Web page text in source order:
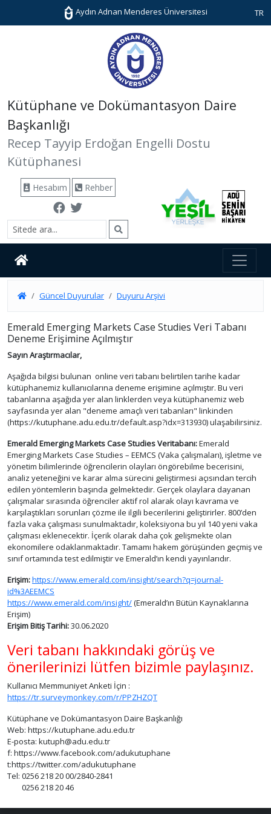
Aydın Adnan Menderes Üniversitesi TR
Kütüphane ve Dokümantasyon Daire
Başkanlığı
Recep Tayyip Erdoğan Engelli Dostu
Kütüphanesi
Hesabım Rehber
Güncel Duyurular Duyuru Arşivi
Emerald Emerging Markets Case Studies Veri Tabanı
Deneme Erişimine Açılmıştır
Sayın Araştırmacılar,
Aşağıda bilgisi bulunan online veri tabanı belirtilen tarihe kadar
kütüphanemiz kullanıcılarına deneme erişimine açılmıştır. Bu veri
tabanlarına aşağıda yer alan linklerden veya kütüphanemiz web
sayfasında yer alan "deneme amaçlı veri tabanları" linkinden
(https://kutuphane.adu.edu.tr/default.asp?idx=313930) ulaşabilirsiniz.
Emerald Emerging Markets Case Studies Veritabanı:Emerald
Emerging Markets Case Studies – EEMCS (Vaka çalışmaları), işletme ve
yönetim bilimlerinde öğrencilerin olayları öngörebilme becerisini,
analiz yeteneğini ve karar alma sürecini geliştirmesi açısından tercih
edilen yöntemlerin başında gelmektedir. Gerçek olaylara dayanan
çalışmalar sırasında öğrenciler aktif rol alarak olayı kavrama ve
karşılaştıkları sorunları çözme ile ilgili becerilerini geliştirirler. 800’den
fazla vaka çalışması sunulmaktadır, koleksiyona bu yıl 140 yeni vaka
çalışması eklenecektir. İçerik olarak daha çok gelişmekte olan
ekonomilere odaklanmaktadır. Tamamı hakem görüşünden geçmiş ve
sınıf ortamında test edilmiştir ve Emerald’ın kendi yayınlarıdır.
Erişim:https://www.emerald.com/insight/search?q=journal-
id%3AEEMCS
https://www.emerald.com/insight/(Emerald’ın Bütün Kaynaklarına
Erişim)
Erişim Bitiş Tarihi:30.06.2020
Veri tabanı hakkındaki görüş ve
önerilerinizi lütfen bizimle paylaşınız.
Kullanıcı Memmuniyet Anketi İçin :
https://tr.surveymonkey.com/r/PPZHZQT
Kütüphane ve Dokümantasyon Daire Başkanlığı
Web: https://kutuphane.adu.edu.tr
E-posta: kutuph@adu.edu.tr
f: https://www.facebook.com/adukutuphane
t:https://twitter.com/adukutuphane
Tel: 0256 218 20 00/2840-2841
0256 218 20 46